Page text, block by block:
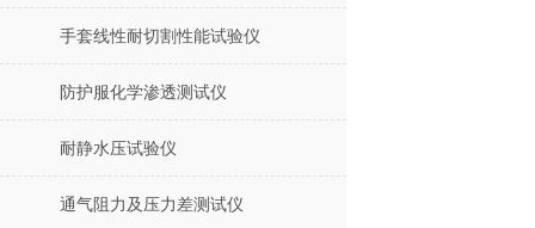
手套线性耐切割性能试验仪
防护服化学渗透测试仪
耐静水压试验仪
通气阻力及压力差测试仪